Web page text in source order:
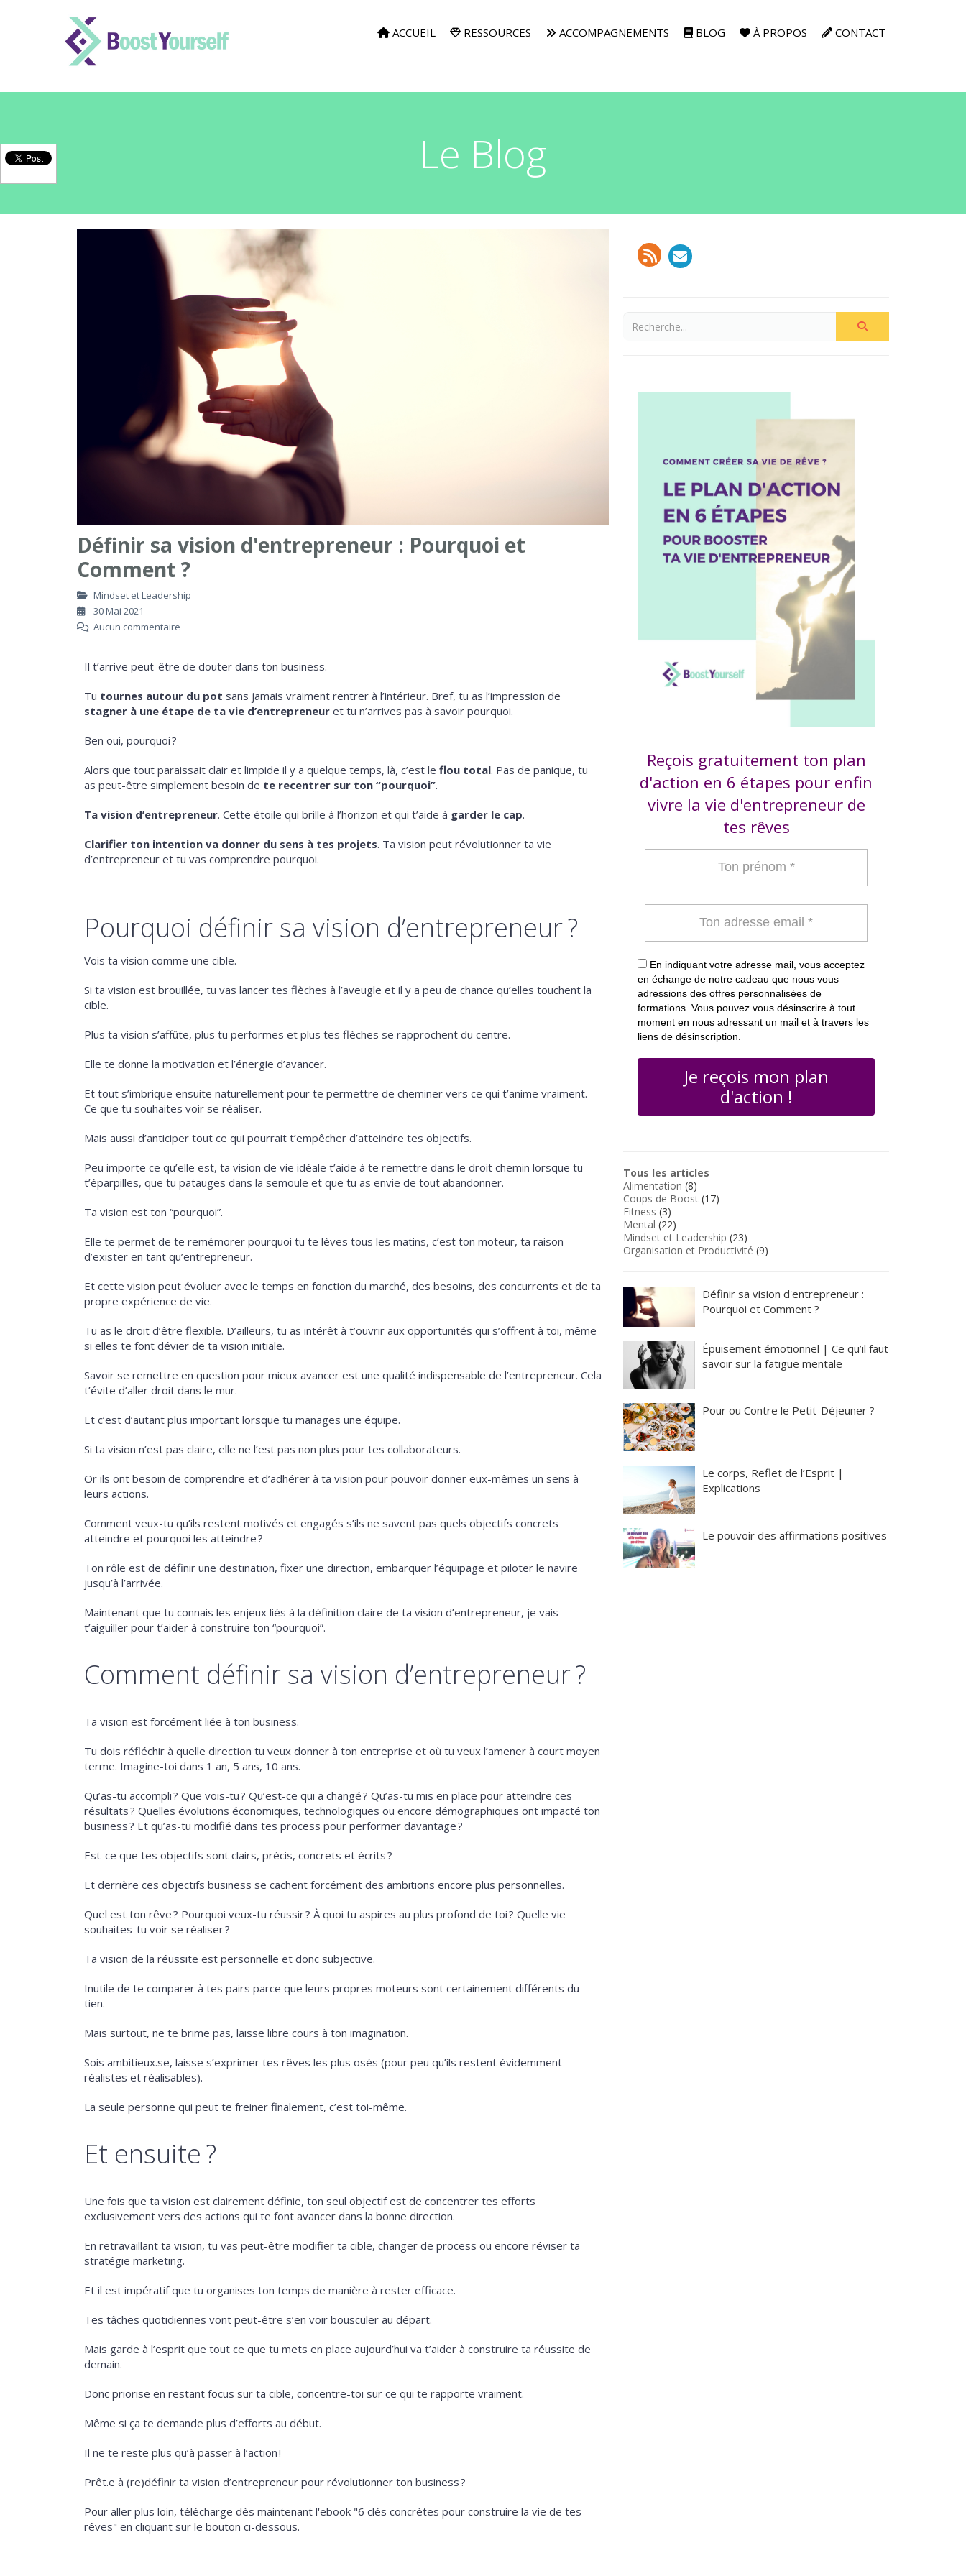
ACCUEIL RESSOURCES ACCOMPAGNEMENTS BLOG À PROPOS CONTACT
Le Blog
Définir sa vision d'entrepreneur : Pourquoi et
Comment ?
Mindset et Leadership
30 Mai 2021
Aucun commentaire
Il t’arrive peut-être de douter dans ton business.
Tu tournes autour du pot sans jamais vraiment rentrer à l’intérieur. Bref, tu as l’impression de
stagner à une étape de ta vie d’entrepreneur et tu n’arrives pas à savoir pourquoi.
Ben oui, pourquoi ?
Alors que tout paraissait clair et limpide il y a quelque temps, là, c’est le flou total. Pas de panique, tu
as peut-être simplement besoin de te recentrer sur ton “pourquoi”.
Ta vision d’entrepreneur. Cette étoile qui brille à l’horizon et qui t’aide à garder le cap.
Clarifier ton intention va donner du sens à tes projets. Ta vision peut révolutionner ta vie
d’entrepreneur et tu vas comprendre pourquoi.
Pourquoi définir sa vision d’entrepreneur ?
Vois ta vision comme une cible.
Si ta vision est brouillée, tu vas lancer tes flèches à l’aveugle et il y a peu de chance qu’elles touchent la
cible.
Plus ta vision s’affûte, plus tu performes et plus tes flèches se rapprochent du centre.
Elle te donne la motivation et l’énergie d’avancer.
Et tout s’imbrique ensuite naturellement pour te permettre de cheminer vers ce qui t’anime vraiment.
Ce que tu souhaites voir se réaliser.
Mais aussi d’anticiper tout ce qui pourrait t’empêcher d’atteindre tes objectifs.
Peu importe ce qu’elle est, ta vision de vie idéale t’aide à te remettre dans le droit chemin lorsque tu
t’éparpilles, que tu patauges dans la semoule et que tu as envie de tout abandonner.
Ta vision est ton “pourquoi”.
Elle te permet de te remémorer pourquoi tu te lèves tous les matins, c’est ton moteur, ta raison
d’exister en tant qu’entrepreneur.
Et cette vision peut évoluer avec le temps en fonction du marché, des besoins, des concurrents et de ta
propre expérience de vie.
Tu as le droit d’être flexible. D’ailleurs, tu as intérêt à t’ouvrir aux opportunités qui s’offrent à toi, même
si elles te font dévier de ta vision initiale.
Savoir se remettre en question pour mieux avancer est une qualité indispensable de l’entrepreneur. Cela
t’évite d’aller droit dans le mur.
Et c’est d’autant plus important lorsque tu manages une équipe.
Si ta vision n’est pas claire, elle ne l’est pas non plus pour tes collaborateurs.
Or ils ont besoin de comprendre et d’adhérer à ta vision pour pouvoir donner eux-mêmes un sens à
leurs actions.
Comment veux-tu qu’ils restent motivés et engagés s’ils ne savent pas quels objectifs concrets
atteindre et pourquoi les atteindre ?
Ton rôle est de définir une destination, fixer une direction, embarquer l’équipage et piloter le navire
jusqu’à l’arrivée.
Maintenant que tu connais les enjeux liés à la définition claire de ta vision d’entrepreneur, je vais
t’aiguiller pour t’aider à construire ton “pourquoi”.
Comment définir sa vision d’entrepreneur ?
Ta vision est forcément liée à ton business.
Tu dois réfléchir à quelle direction tu veux donner à ton entreprise et où tu veux l’amener à court moyen
terme. Imagine-toi dans 1 an, 5 ans, 10 ans.
Qu’as-tu accompli ? Que vois-tu ? Qu’est-ce qui a changé ? Qu’as-tu mis en place pour atteindre ces
résultats ? Quelles évolutions économiques, technologiques ou encore démographiques ont impacté ton
business ? Et qu’as-tu modifié dans tes process pour performer davantage ?
Est-ce que tes objectifs sont clairs, précis, concrets et écrits ?
Et derrière ces objectifs business se cachent forcément des ambitions encore plus personnelles.
Quel est ton rêve ? Pourquoi veux-tu réussir ? À quoi tu aspires au plus profond de toi ? Quelle vie
souhaites-tu voir se réaliser ?
Ta vision de la réussite est personnelle et donc subjective.
Inutile de te comparer à tes pairs parce que leurs propres moteurs sont certainement différents du
tien.
Mais surtout, ne te brime pas, laisse libre cours à ton imagination.
Sois ambitieux.se, laisse s’exprimer tes rêves les plus osés (pour peu qu’ils restent évidemment
réalistes et réalisables).
La seule personne qui peut te freiner finalement, c’est toi-même.
Et ensuite ?
Une fois que ta vision est clairement définie, ton seul objectif est de concentrer tes efforts
exclusivement vers des actions qui te font avancer dans la bonne direction.
En retravaillant ta vision, tu vas peut-être modifier ta cible, changer de process ou encore réviser ta
stratégie marketing.
Et il est impératif que tu organises ton temps de manière à rester efficace.
Tes tâches quotidiennes vont peut-être s’en voir bousculer au départ.
Mais garde à l’esprit que tout ce que tu mets en place aujourd’hui va t’aider à construire ta réussite de
demain.
Donc priorise en restant focus sur ta cible, concentre-toi sur ce qui te rapporte vraiment.
Même si ça te demande plus d’efforts au début.
Il ne te reste plus qu’à passer à l’action !
Prêt.e à (re)définir ta vision d’entrepreneur pour révolutionner ton business ?
Pour aller plus loin, télécharge dès maintenant l'ebook "6 clés concrètes pour construire la vie de tes
rêves" en cliquant sur le bouton ci-dessous.
Reçois gratuitement ton plan
d'action en 6 étapes pour enfin
vivre la vie d'entrepreneur de
tes rêves
En indiquant votre adresse mail, vous acceptez
en échange de notre cadeau que nous vous
adressions des offres personnalisées de
formations. Vous pouvez vous désinscrire à tout
moment en nous adressant un mail et à travers les
liens de désinscription.
Je reçois mon plan
d'action !
Tous les articles
Alimentation (8)
Coups de Boost (17)
Fitness (3)
Mental (22)
Mindset et Leadership (23)
Organisation et Productivité (9)
Définir sa vision d'entrepreneur :
Pourquoi et Comment ?
Épuisement émotionnel | Ce qu’il faut
savoir sur la fatigue mentale
Pour ou Contre le Petit-Déjeuner ?
Le corps, Reflet de l’Esprit |
Explications
Le pouvoir des affirmations positives